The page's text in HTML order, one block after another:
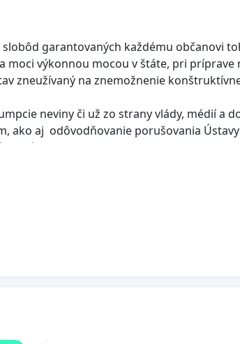
garantovaných každému občanovi
moci výkonnou mocou v štáte, pri príprave
zneužívaný na znemožnenie
neviny či už zo strany vlády, médií a
ako aj odôvodňovanie porušovania
stavu;
výkonnou mocou pred občanmi SR;
prijímanie zásadných právnych úprav
názorom tým, že sú zosmiešňovaní a
názorom. Sloboda slova bez sankcií